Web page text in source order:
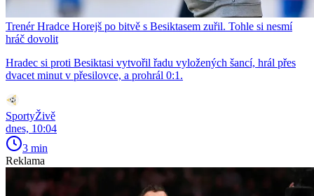
Trenér Hradce Horejš po bitvě s Besiktasem zuřil. Tohle si nesmí
hráč dovolit
Hradec si proti Besiktasi vytvořil řadu vyložených šancí, hrál přes
dvacet minut v přesilovce, a prohrál 0:1.
SportyŽivě
dnes, 10:04
3 min
Reklama